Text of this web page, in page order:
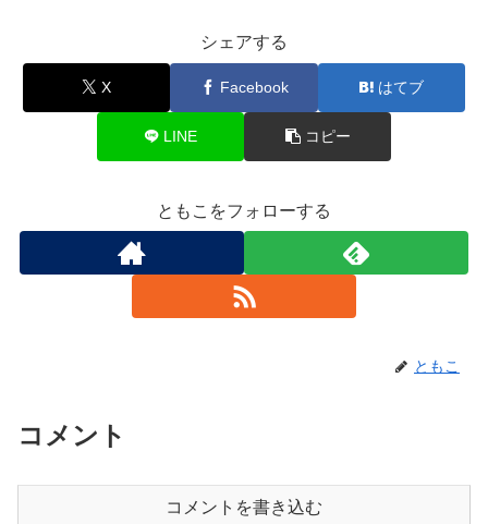
シェアする
X Facebook はてブ
LINE コピー
ともこをフォローする
ともこ
コメント
コメントを書き込む